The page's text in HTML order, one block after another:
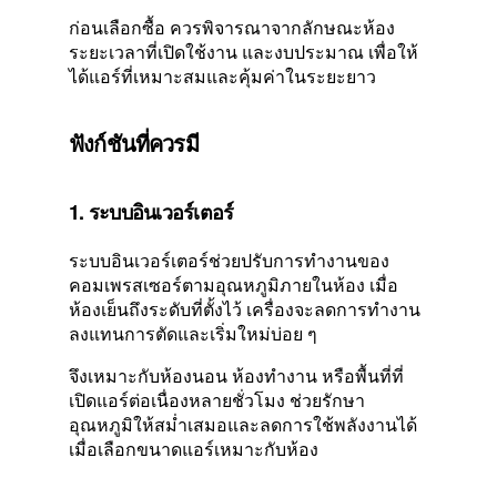
ก่อนเลือกซื้อ ควรพิจารณาจากลักษณะห้อง
ระยะเวลาที่เปิดใช้งาน และงบประมาณ เพื่อให้
ได้แอร์ที่เหมาะสมและคุ้มค่าในระยะยาว
ฟังก์ชันที่ควรมี
1. ระบบอินเวอร์เตอร์
ระบบอินเวอร์เตอร์ช่วยปรับการทำงานของ
คอมเพรสเซอร์ตามอุณหภูมิภายในห้อง เมื่อ
ห้องเย็นถึงระดับที่ตั้งไว้ เครื่องจะลดการทำงาน
ลงแทนการตัดและเริ่มใหม่บ่อย ๆ
จึงเหมาะกับห้องนอน ห้องทำงาน หรือพื้นที่ที่
เปิดแอร์ต่อเนื่องหลายชั่วโมง ช่วยรักษา
อุณหภูมิให้สม่ำเสมอและลดการใช้พลังงานได้
เมื่อเลือกขนาดแอร์เหมาะกับห้อง